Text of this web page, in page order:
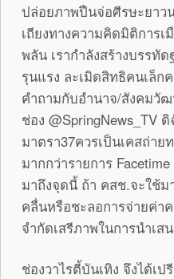
ปล่อยภาพปืนจ่อศีรษะยาว
เถียงทางความคิดมิติการ
พลัน เรากำลังสร้างบรรทั
รุนแรง ละเมิดสิทธิคนเล็ก
คำถามกับอำนาจ/สังคมวั
ช่อง @SpringNews_TV
มาตรา37ควรเป็นเคสถ่า
มากกว่ารายการ
มาถึงจุดนี้ ถ้า คสช.จะใช้ม
คลื่นหรือชะลอการจ่ายค่าค
จำกัดเสรีภาพในการนำเส
ช่องวาไรตี้บันเทิง จึงได้เ